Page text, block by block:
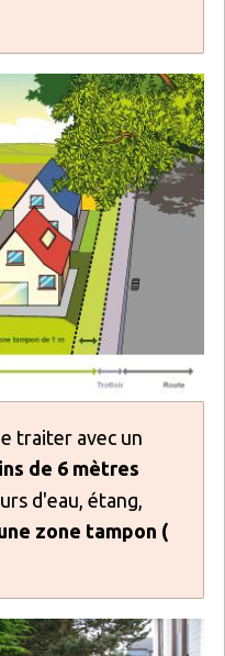
traiter avec un
de 6 mètres
d'eau, étang,
zone tampon (